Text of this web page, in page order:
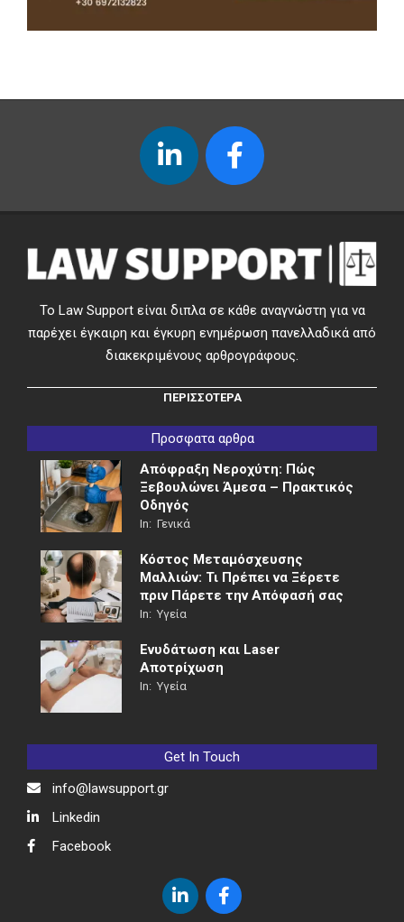
Το Law Support είναι διπλα σε κάθε αναγνώστη για να
παρέχει έγκαιρη και έγκυρη ενημέρωση πανελλαδικά από
διακεκριμένους αρθρογράφους.
ΠΕΡΙΣΣΟΤΕΡΑ
Προσφατα αρθρα
Απόφραξη Νεροχύτη: Πώς
Ξεβουλώνει Άμεσα – Πρακτικός
Οδηγός
In: Γενικά
Κόστος Μεταμόσχευσης
Μαλλιών: Τι Πρέπει να Ξέρετε
πριν Πάρετε την Απόφασή σας
In: Υγεία
Ενυδάτωση και Laser
Αποτρίχωση
In: Υγεία
Get In Touch
info@lawsupport.gr
Linkedin
Facebook